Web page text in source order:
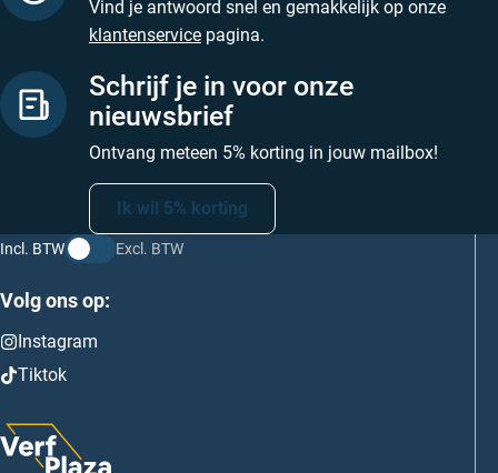
Vind je antwoord snel en gemakkelijk op onze
klantenservice pagina.
Schrijf je in voor onze
nieuwsbrief
Ontvang meteen 5% korting in jouw mailbox!
Ik wil 5% korting
Incl. BTW Excl. BTW
Volg ons op:
Instagram
Tiktok